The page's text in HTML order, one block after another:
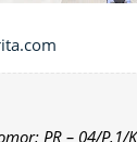
PR – 04/